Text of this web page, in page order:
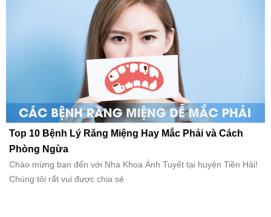
Top 10 Bệnh Lý Răng Miệng Hay Mắc Phải và Cách
Phòng Ngừa
Chào mừng bạn đến với Nha Khoa Ánh Tuyết tại huyện Tiền Hải!
Chúng tôi rất vui được chia sẻ